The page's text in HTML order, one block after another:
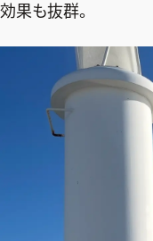
効果も抜群。